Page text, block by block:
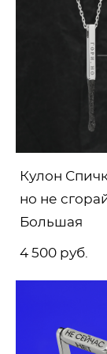
Кулон
но не
Большая
4 500 pуб.